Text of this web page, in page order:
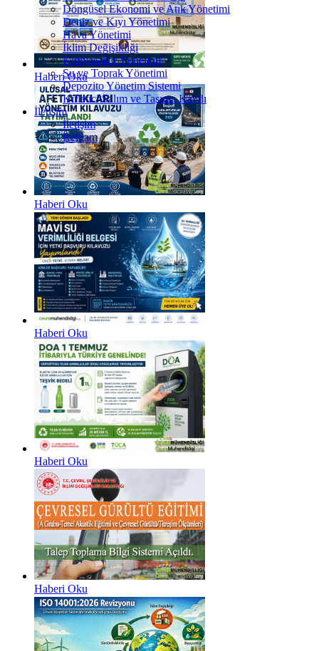
Haberi Oku
Haberi Oku
Haberi Oku
Haberi Oku
Haberi Oku
Döngüsel Ekonomi ve Atık Yönetimi
Deniz ve Kıyı Yönetimi
Hava Yönetimi
İklim Değişikliği
Kimyasallar Yönetimi
Su ve Toprak Yönetimi
Depozito Yönetim Sistemi
Kirletici Salım ve Taşıma Kaydı
İletişim
İletişim
Reklam